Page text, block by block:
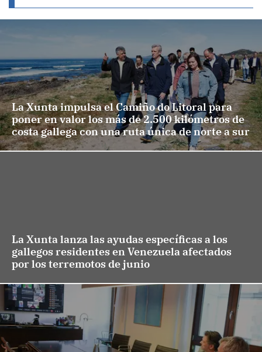
La Xunta impulsa el Camiño do Litoral para
poner en valor los más de 2.500 kilómetros de
costa gallega con una ruta única de norte a sur
La Xunta lanza las ayudas específicas a los
gallegos residentes en Venezuela afectados
por los terremotos de junio